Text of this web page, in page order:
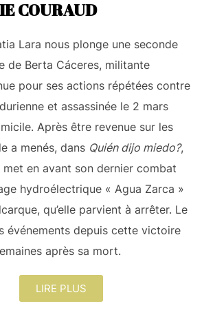
COURAUD
Lara nous plonge une seconde
de Berta Cáceres, militante
pour ses actions répétées contre
et assassinée le 2 mars
Après être revenue sur les
a menés, dans Quién dijo miedo?,
met en avant son dernier combat
hydroélectrique « Agua Zarca »
qu’elle parvient à arrêter. Le
événements depuis cette victoire
après sa mort.
LIRE PLUS